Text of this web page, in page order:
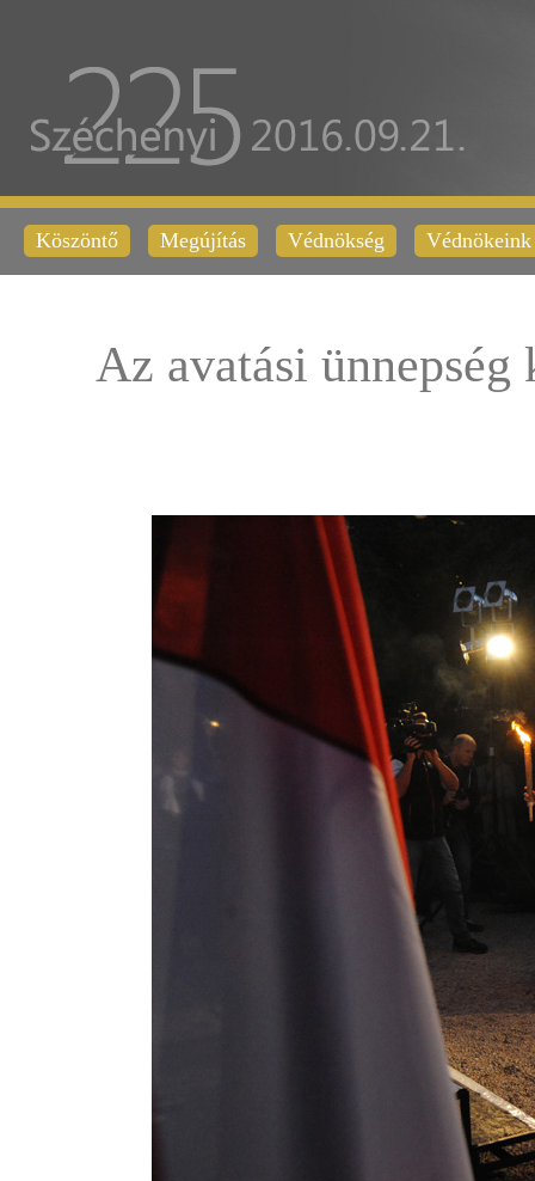
Köszöntő Megújítás Védnökség Védnökeink
Az avatási ünnepség